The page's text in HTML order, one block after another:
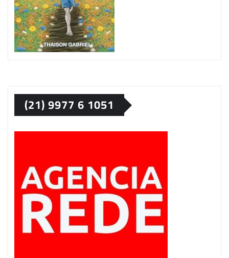
(21) 9977 6 1051